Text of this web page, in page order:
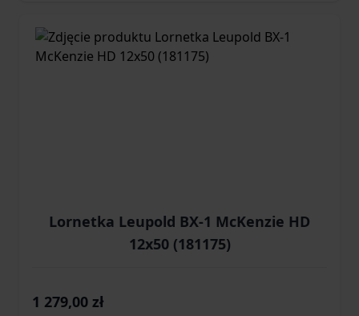
Lornetka Leupold BX-1 McKenzie HD
12x50 (181175)
1 279,00 zł